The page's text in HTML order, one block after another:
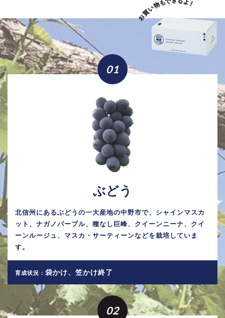
01
ぶどう
北信州にあるぶどうの一大産地の中野市で、シャインマスカ
ット、ナガノパープル、種なし巨峰、クイーンニーナ、クイ
ーンルージュ、マスカ・サーティーンなどを栽培していま
す。
育成状況： 袋かけ、笠かけ終了
02